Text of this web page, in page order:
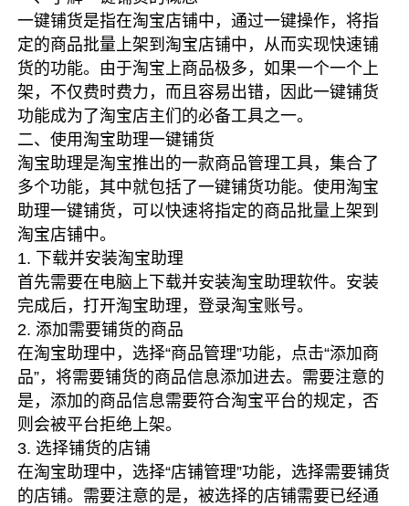
一键铺货是指在淘宝店铺中，通过一键操作，将指
定的商品批量上架到淘宝店铺中，从而实现快速铺
货的功能。由于淘宝上商品极多，如果一个一个上
架，不仅费时费力，而且容易出错，因此一键铺货
功能成为了淘宝店主们的必备工具之一。
二、使用淘宝助理一键铺货
淘宝助理是淘宝推出的一款商品管理工具，集合了
多个功能，其中就包括了一键铺货功能。使用淘宝
助理一键铺货，可以快速将指定的商品批量上架到
淘宝店铺中。
1. 下载并安装淘宝助理
首先需要在电脑上下载并安装淘宝助理软件。安装
完成后，打开淘宝助理，登录淘宝账号。
2. 添加需要铺货的商品
在淘宝助理中，选择“商品管理”功能，点击“添加商
品”，将需要铺货的商品信息添加进去。需要注意的
是，添加的商品信息需要符合淘宝平台的规定，否
则会被平台拒绝上架。
3. 选择铺货的店铺
在淘宝助理中，选择“店铺管理”功能，选择需要铺货
的店铺。需要注意的是，被选择的店铺需要已经通